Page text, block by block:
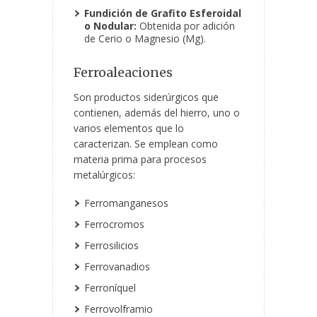
Fundición de Grafito Esferoidal
o Nodular: Obtenida por adición
de Cerio o Magnesio (Mg).
Ferroaleaciones
Son productos siderúrgicos que
contienen, además del hierro, uno o
varios elementos que lo
caracterizan. Se emplean como
materia prima para procesos
metalúrgicos:
Ferromanganesos
Ferrocromos
Ferrosilicios
Ferrovanadios
Ferroníquel
Ferrovolframio